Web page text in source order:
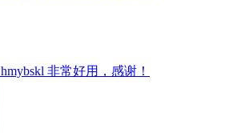
hmybskl 非常好用，感谢！